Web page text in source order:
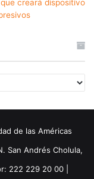
creará dispositivo
de las Américas
San Andrés Cholula,
222 229 20 00 |